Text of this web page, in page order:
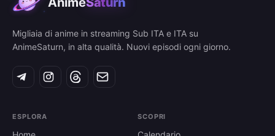
Migliaia di anime in streaming Sub ITA e ITA su
AnimeSaturn, in alta qualità. Nuovi episodi ogni giorno.
ESPLORA SCOPRI